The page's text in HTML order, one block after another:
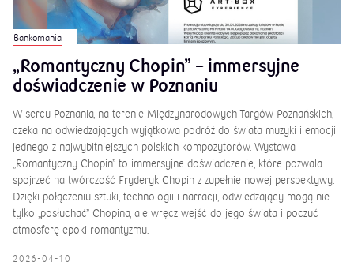
Bankomania
„Romantyczny Chopin” – immersyjne
doświadczenie w Poznaniu
W sercu Poznania, na terenie Międzynarodowych Targów Poznańskich,
czeka na odwiedzających wyjątkowa podróż do świata muzyki i emocji
jednego z najwybitniejszych polskich kompozytorów. Wystawa
„Romantyczny Chopin” to immersyjne doświadczenie, które pozwala
spojrzeć na twórczość Fryderyk Chopin z zupełnie nowej perspektywy.
Dzięki połączeniu sztuki, technologii i narracji, odwiedzający mogą nie
tylko „posłuchać” Chopina, ale wręcz wejść do jego świata i poczuć
atmosferę epoki romantyzmu.
2026-04-10